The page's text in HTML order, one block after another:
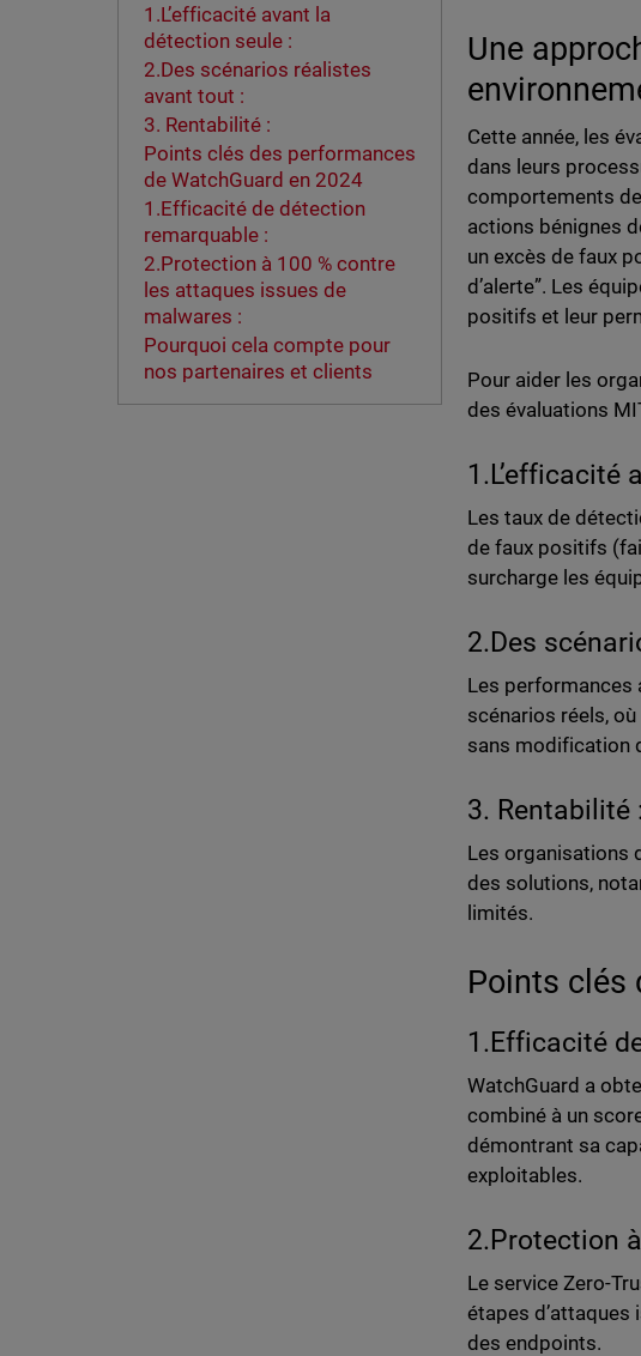
1.L’efficacité avant la
détection seule :
2.Des scénarios réalistes
avant tout :
3. Rentabilité :
Points clés des performances
de WatchGuard en 2024
1.Efficacité de détection
remarquable :
2.Protection à 100 % contre
les attaques issues de
malwares :
Pourquoi cela compte pour
nos partenaires et clients
Une
Cette année, les
dans leurs
comportements
actions bénignes
un excès de faux
d’alerte”. Les
positifs et leur
Pour aider les
des évaluations
1.L’efficacité
Les taux de
de faux positifs
surcharge les
2.Des
Les performances
scénarios réels,
sans modification
3. Rentabilité :
Les organisations
des solutions,
limités.
Points clés
1.Efficacité
WatchGuard a
combiné à un
démontrant sa
exploitables.
2.Protection
Le service Zero-
étapes
des endpoints.